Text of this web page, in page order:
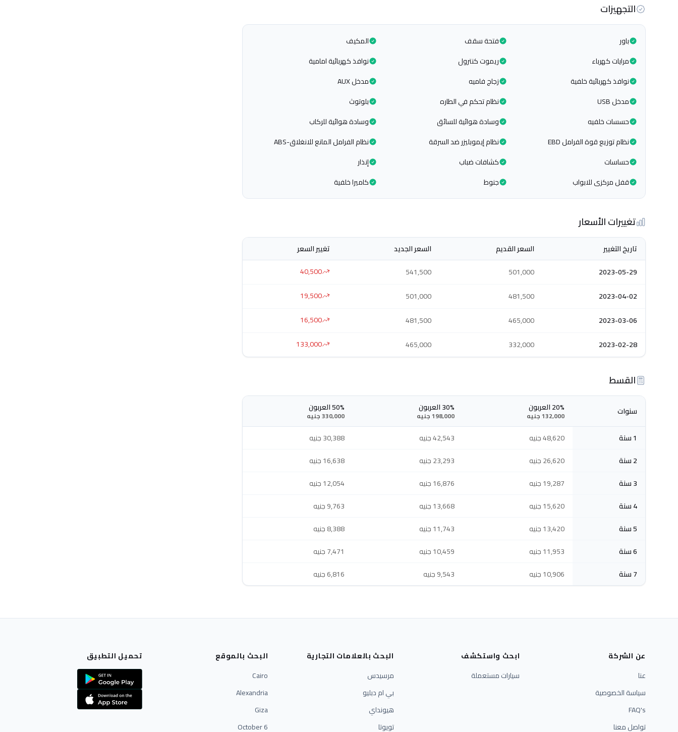
التجهيزات
باور فتحة سقف
المكيف
مرايات كهرباء
ريموت كنترول
نوافذ كهربائية امامية
نوافذ كهربائية خلفية
زجاج فاميه
مدخل AUX
مدخل USB
نظام تحكم في الطاره
بلوتوث
حسسات خلفيه
وسادة هوائية للسائق
وسادة هوائية للركاب
نظام توزيع قوة الفرامل EBD
نظام إيموبليزر ضد السرقة
نظام الفرامل المانع للانغلاق-ABS
حساسات
كشافات ضباب
إنذار
قفل مركزى للابواب
جنوط كاميرا خلفية
تغييرات الأسعار
تاريخ التغيير السعر القديم السعر الجديد
تغيير السعر
2023-05-29
501,000
541,500
40,500
2023-04-02
481,500
501,000
19,500
2023-03-06
465,000
481,500
16,500
2023-02-28
332,000
465,000
133,000
القسط
سنوات 20% العربون
132,000 جنيه
30% العربون
198,000 جنيه
50% العربون
330,000 جنيه
1 سنة 48,620 جنيه 42,543 جنيه
30,388 جنيه
2 سنة
26,620 جنيه 23,293 جنيه
16,638 جنيه
3 سنة
19,287 جنيه 16,876 جنيه
12,054 جنيه
4 سنة
15,620 جنيه 13,668 جنيه
9,763 جنيه
5 سنة
13,420 جنيه 11,743 جنيه
8,388 جنيه
6 سنة
11,953 جنيه 10,459 جنيه
7,471 جنيه
7 سنة
10,906 جنيه 9,543 جنيه 6,816 جنيه
عن الشركة
عنا
سياسة الخصوصية
FAQ's
تواصل معنا
ابحث واستكشف
سيارات مستعملة
البحث بالعلامات التجارية
مرسيدس
بي ام دبليو
هيونداي
تويوتا
البحث بالموقع
Cairo
Alexandria
Giza
6 October
تحميل التطبيق